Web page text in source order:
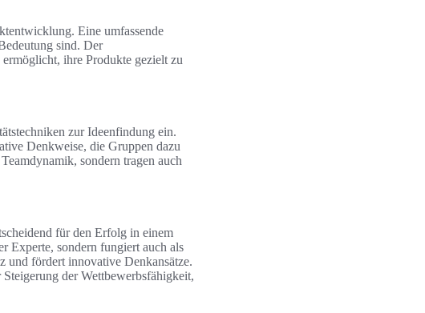
Eine umfassende
sind. Der
ihre Produkte gezielt zu
zur Ideenfindung ein.
Denkweise, die Gruppen dazu
sondern tragen auch
für den Erfolg in einem
Experte, sondern fungiert auch als
und fördert innovative Denkansätze.
der Wettbewerbsfähigkeit,